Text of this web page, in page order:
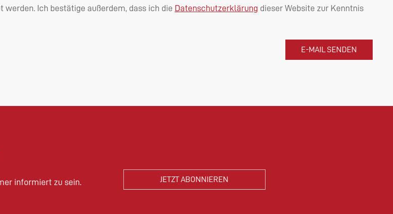
Ich bestätige außerdem, dass ich die Datenschutzerklärung dieser Website zur Kenntnis
informiert zu sein.